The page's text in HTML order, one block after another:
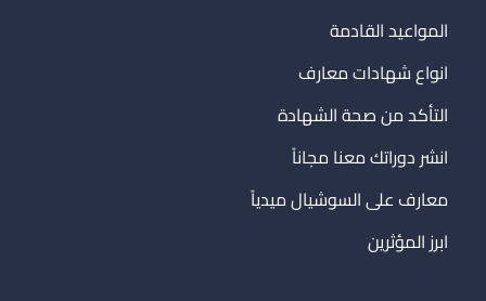
المواعيد القادمة
انواع شهادات معارف
التأكد من صحة الشهادة
انشر دوراتك معنا مجاناً
معارف على السوشيال ميدياً
ابرز المؤثرين